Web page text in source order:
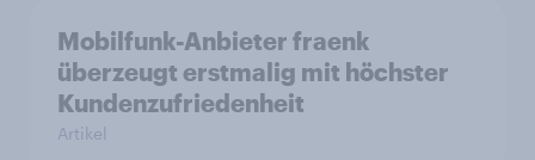
Mobilfunk-Anbieter fraenk
überzeugt erstmalig mit höchster
Kundenzufriedenheit
Artikel